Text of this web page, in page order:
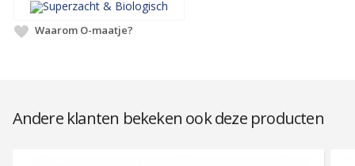
Waarom O-maatje?
Andere klanten bekeken ook deze producten